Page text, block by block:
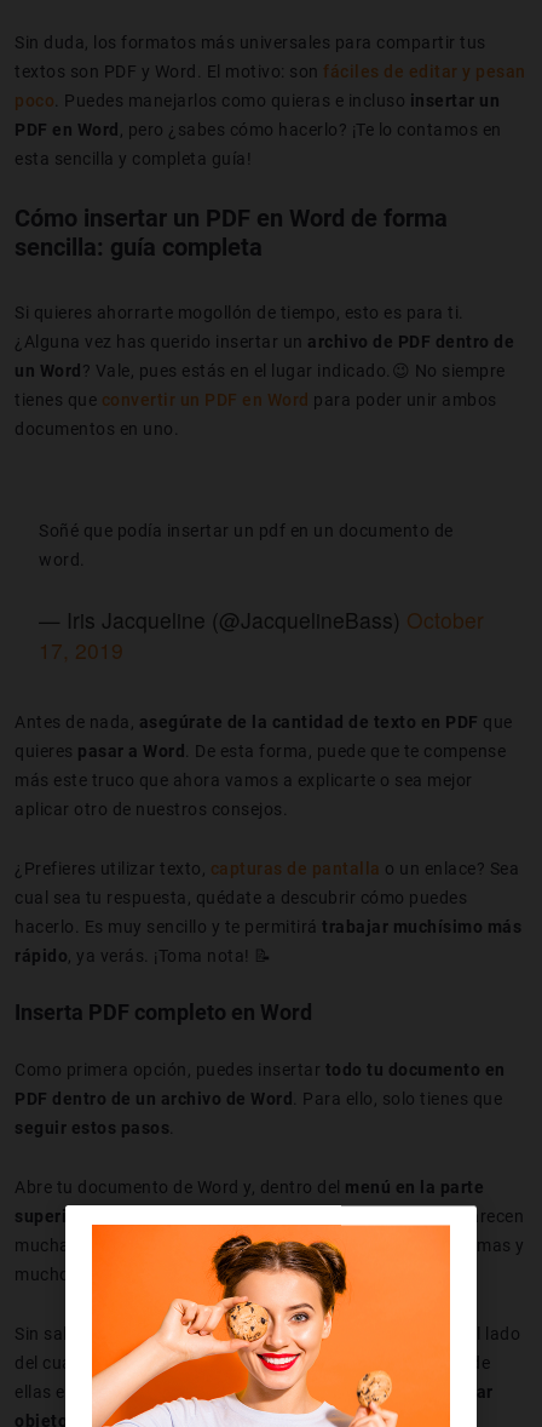
Sin duda, los formatos más universales para compartir tus
textos son PDF y Word. El motivo: son fáciles de editar y pesan
poco . Puedes manejarlos como quieras e incluso insertar un
PDF en Word
, pero ¿sabes cómo hacerlo? ¡Te lo contamos en
esta sencilla y completa guía!
Cómo insertar un PDF en Word de forma
sencilla: guía completa
Si quieres ahorrarte mogollón de tiempo, esto es para ti.
¿Alguna vez has querido insertar un archivo de PDF dentro de
un Word ? Vale, pues estás en el lugar indicado.😉 No siempre
tienes que convertir un PDF en Word para poder unir ambos
documentos en uno.
Soñé que podía insertar un pdf en un documento de
word.
— Iris Jacqueline (@JacquelineBass) October
17, 2019
Antes de nada, asegúrate de la cantidad de texto en PDF que
quieres pasar a Word
. De esta forma, puede que te compense
más este truco que ahora vamos a explicarte o sea mejor
aplicar otro de nuestros consejos.
¿Prefieres utilizar texto, capturas de pantalla o un enlace? Sea
cual sea tu respuesta, quédate a descubrir cómo puedes
hacerlo. Es muy sencillo y te permitirá trabajar muchísimo más
rápido , ya verás. ¡Toma nota! 📝
Inserta PDF completo en Word
Como primera opción, puedes insertar todo tu documento en
PDF dentro de un archivo de Word
. Para ello, solo tienes que
seguir estos pasos
Abre tu documento de Word y, dentro del menú en la parte
superior
". Verás que te aparecen
muchas más opciones, como añadir imágenes, tablas, formas y
mucho más a tu documento de Word.
Sin salirte del menú, justo en la parte superior derecha y al lado
del cuadro de texto, verás otras seis opciones. La última de
ellas es "
Insertar texto de archivo". También verás "
Insertar
objeto
", que te explicaremos más tarde.